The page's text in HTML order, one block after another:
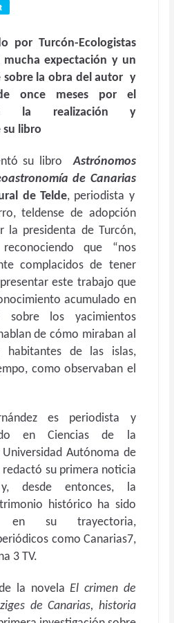
por Turcón-Ecologistas
expectación y un
la obra del autor y
once meses por el
la realización y
libro
su libroAstrónomos
de Canarias
de Telde, periodista y
teldense de adopción
la presidenta de Turcón,
reconociendo que “nos
complacidos de tener
este trabajo que
acumulado en
sobre los yacimientos
de cómo miraban al
habitantes de las islas,
como observaban el
es periodista y
en Ciencias de la
Autónoma de
redactó su primera noticia
desde entonces, la
histórico ha sido
en su trayectoria,
como Canarias7,
3 TV.
la novelaEl crimen de
de Canarias, historia